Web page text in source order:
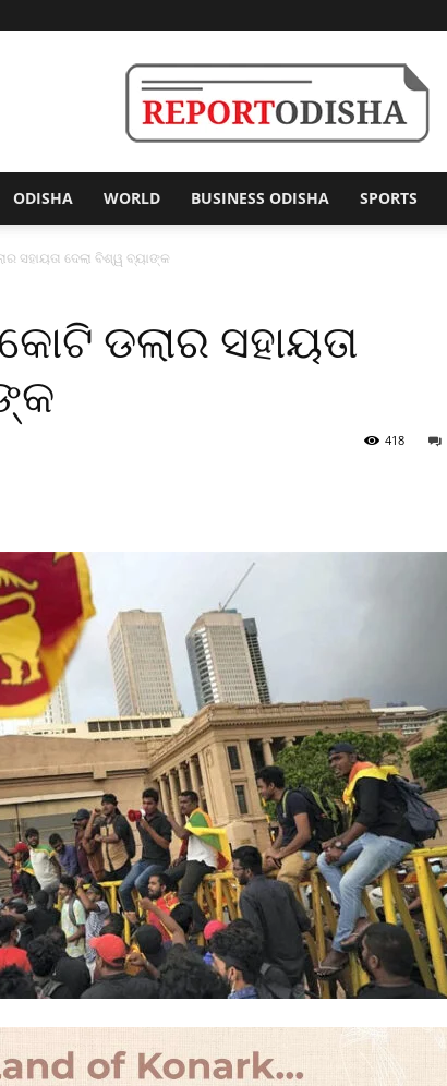
Odisha
ODISHA WORLD BUSINESS ODISHA SPORTS
ସହାୟତା ଦେଲା ବିଶ୍ୱ ବ୍ୟାଙ୍କ
ଡଲାର ସହାୟତା
418